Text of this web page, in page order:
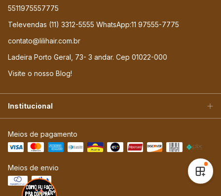
5511975557775
Televendas (11) 3312-5555 WhatsApp:11 97555-7775
contato@lilihair.com.br
Ladeira Porto Geral, 73- 3 andar. Cep 01022-000
Visite o nosso Blog!
Institucional
Meios de pagamento
Meios de envio